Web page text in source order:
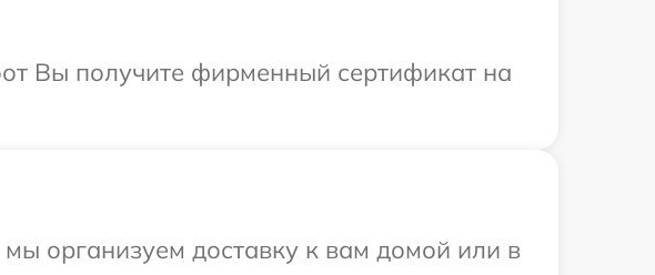
Вы получите фирменный сертификат на
организуем доставку к вам домой или в